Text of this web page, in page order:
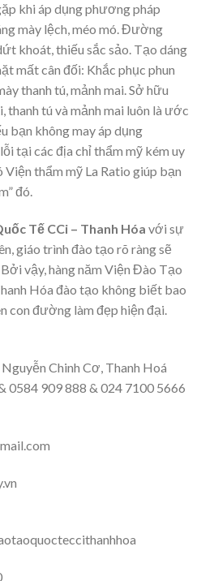
khi áp dụng phương pháp
mày lệch, méo mó. Đường
khoát, thiếu sắc sảo. Tạo dáng
mất cân đối: Khắc phục phun
thanh tú, mảnh mai. Sở hữu
thanh tú và mảnh mai luôn là ước
bạn không may áp dụng
tại các địa chỉ thẩm mỹ kém uy
thẩm mỹ La Ratio giúp bạn
đó.
Tế CCi – Thanh Hóa với sự
giáo trình đào tạo rõ ràng sẽ
vậy, hàng năm Viện Đào Tạo
Hóa đào tạo không biết bao
con đường làm đẹp hiện đại.
Chinh Cơ, Thanh Hoá
0584 909 888 & 024 7100 5666